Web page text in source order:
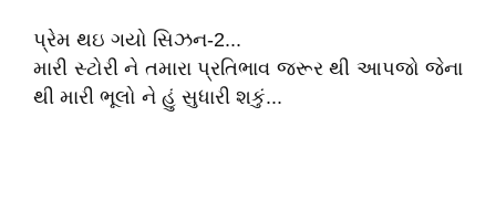
પ્રેમ થઇ ગયો સિઝન-2...
મારી સ્ટોરી ને તમારા પ્રતિભાવ જરૂર થી આપજો જેના
થી મારી ભૂલો ને હું સુધારી શકું...